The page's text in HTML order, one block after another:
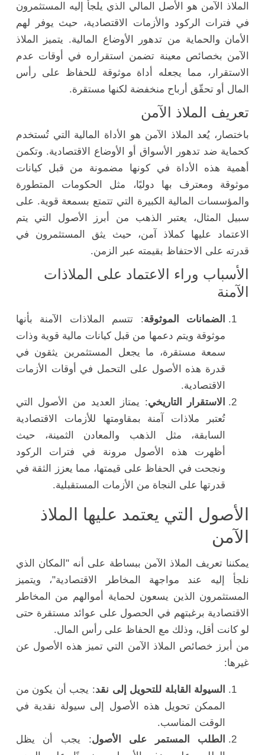
الملاذ الآمن هو الأصل المالي الذي يلجأ إليه المستثمرون
في فترات الركود والأزمات الاقتصادية، حيث يوفر لهم
الأمان والحماية من تدهور الأوضاع المالية. يتميز الملاذ
الآمن بخصائص معينة تضمن استقراره في أوقات عدم
الاستقرار، مما يجعله أداة موثوقة للحفاظ على رأس
المال أو تحقّق أرباح منخفضة لكنها مستقرة.
تعريف الملاذ الآمن
باختصار، يُعد الملاذ الآمن هو الأداة المالية التي تُستخدم
كحماية ضد تدهور الأسواق أو الأوضاع الاقتصادية. وتكمن
أهمية هذه الأداة في كونها مضمونة من قبل كيانات
موثوقة ومعترف بها دوليًا، مثل الحكومات المتطورة
والمؤسسات المالية الكبيرة التي تتمتع بسمعة قوية. على
سبيل المثال، يعتبر الذهب من أبرز الأصول التي يتم
الاعتماد عليها كملاذ آمن، حيث يثق المستثمرون في
قدرته على الاحتفاظ بقيمته عبر الزمن.
الأسباب وراء الاعتماد على الملاذات
الآمنة
الضمانات الموثوقة: تتسم الملاذات الآمنة بأنها
موثوقة ويتم دعمها من قبل كيانات مالية قوية وذات
سمعة مستقرة، ما يجعل المستثمرين يثقون في
قدرة هذه الأصول على التحمل في أوقات الأزمات
الاقتصادية.
الاستقرار التاريخي: يمتاز العديد من الأصول التي
تُعتبر ملاذات آمنة بمقاومتها للأزمات الاقتصادية
السابقة، مثل الذهب والمعادن الثمينة، حيث
أظهرت هذه الأصول مرونة في فترات الركود
ونجحت في الحفاظ على قيمتها، مما يعزز الثقة في
قدرتها على النجاة من الأزمات المستقبلية.
الأصول التي يعتمد عليها الملاذ
الآمن
يمكننا تعريف الملاذ الآمن ببساطة على أنه "المكان الذي
نلجأ إليه عند مواجهة المخاطر الاقتصادية"، ويتميز
المستثمرون الذين يسعون لحماية أموالهم من المخاطر
الاقتصادية برغبتهم في الحصول على عوائد مستقرة حتى
لو كانت أقل، وذلك مع الحفاظ على رأس المال.
من أبرز خصائص الملاذ الآمن التي تميز هذه الأصول عن
غيرها:
السيولة القابلة للتحويل إلى نقد: يجب أن يكون من
الممكن تحويل هذه الأصول إلى سيولة نقدية في
الوقت المناسب.
الطلب المستمر على الأصول: يجب أن يظل